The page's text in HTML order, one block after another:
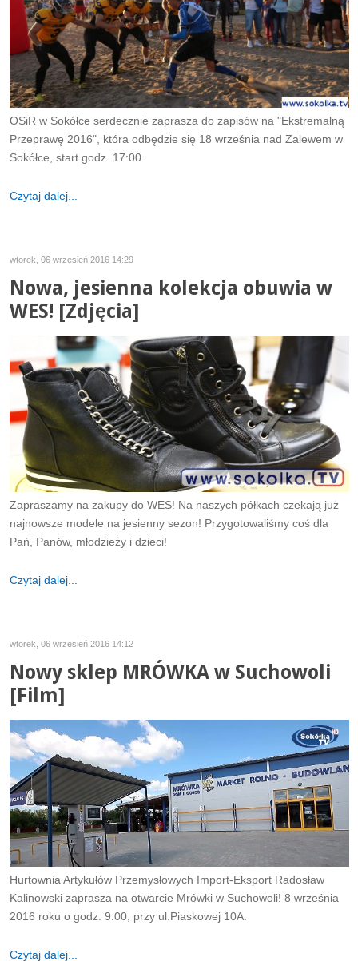
OSiR w Sokółce serdecznie zaprasza do zapisów na "Ekstremalną
Przeprawę 2016", która odbędzie się 18 września nad Zalewem w
Sokółce, start godz. 17:00.
Czytaj dalej...
wtorek, 06 wrzesień 2016 14:29
Nowa, jesienna kolekcja obuwia w
WES! [Zdjęcia]
Zapraszamy na zakupy do WES! Na naszych półkach czekają już
najnowsze modele na jesienny sezon! Przygotowaliśmy coś dla
Pań, Panów, młodzieży i dzieci!
Czytaj dalej...
wtorek, 06 wrzesień 2016 14:12
Nowy sklep MRÓWKA w Suchowoli
[Film]
Hurtownia Artykułów Przemysłowych Import-Eksport Radosław
Kalinowski zaprasza na otwarcie Mrówki w Suchowoli! 8 września
2016 roku o godz. 9:00, przy ul.Piaskowej 10A.
Czytaj dalej...